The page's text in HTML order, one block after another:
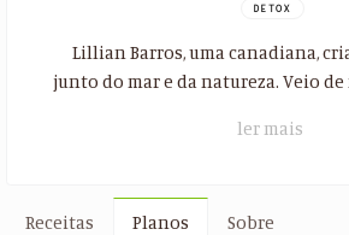
DETOX
Lillian Barros, uma canadiana,
junto do mar e da natureza. Veio de
ler mais
Receitas Planos Sobre